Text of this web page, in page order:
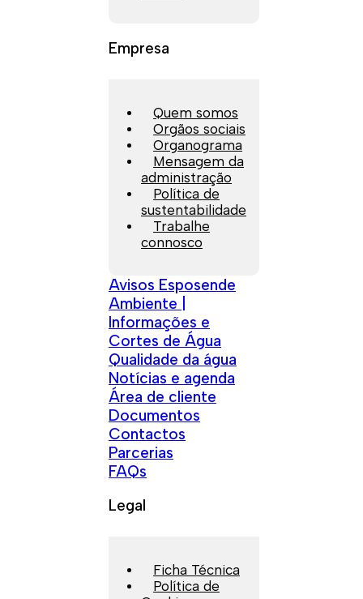
Empresa
Quem somos
Orgãos sociais
Organograma
Mensagem da
administração
Política de
sustentabilidade
Trabalhe
connosco
Avisos Esposende
Ambiente |
Informações e
Cortes de Água
Qualidade da água
Notícias e agenda
Área de cliente
Documentos
Contactos
Parcerias
FAQs
Legal
Ficha Técnica
Política de